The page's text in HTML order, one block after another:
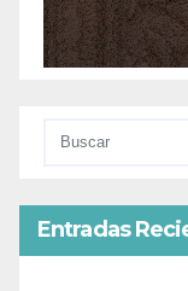
Entradas